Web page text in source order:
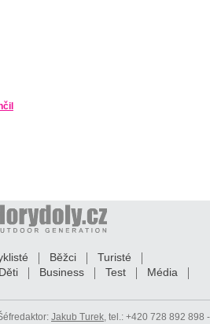
Běžci
Turisté
Děti Business Test
Média
Jakub Turek, tel.: +420 728 892 898 -